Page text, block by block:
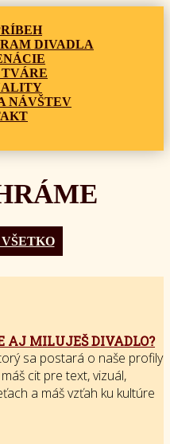
DIVADLA
TVÁRE
NÁVŠTEV
AJ MILUJEŠ DIVADLO?
sa postará o naše profily
cit pre text, vizuál,
a máš vzťah ku kultúre